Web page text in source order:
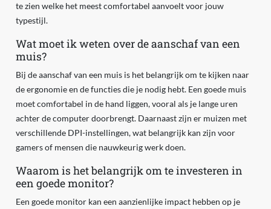
te zien welke het meest comfortabel aanvoelt voor jouw
typestijl.
Wat moet ik weten over de aanschaf van een
muis?
Bij de aanschaf van een muis is het belangrijk om te kijken naar
de ergonomie en de functies die je nodig hebt. Een goede muis
moet comfortabel in de hand liggen, vooral als je lange uren
achter de computer doorbrengt. Daarnaast zijn er muizen met
verschillende DPI-instellingen, wat belangrijk kan zijn voor
gamers of mensen die nauwkeurig werk doen.
Waarom is het belangrijk om te investeren in
een goede monitor?
Een goede monitor kan een aanzienlijke impact hebben op je